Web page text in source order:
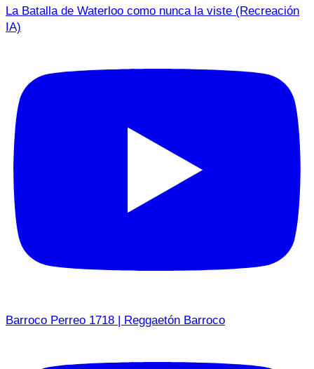
La Batalla de Waterloo como nunca la viste (Recreación
IA)
Barroco Perreo 1718 | Reggaetón Barroco